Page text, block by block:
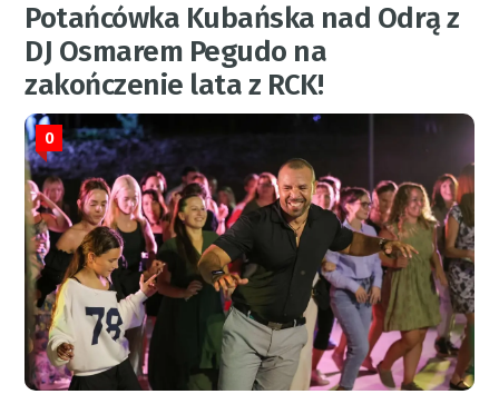
Potańcówka Kubańska nad Odrą z
DJ Osmarem Pegudo na
zakończenie lata z RCK!
0